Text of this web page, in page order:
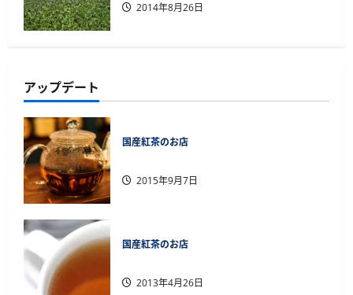
2014年8月26日
アップデート
国産紅茶のお店
2015年9月7日
国産紅茶のお店
2013年4月26日